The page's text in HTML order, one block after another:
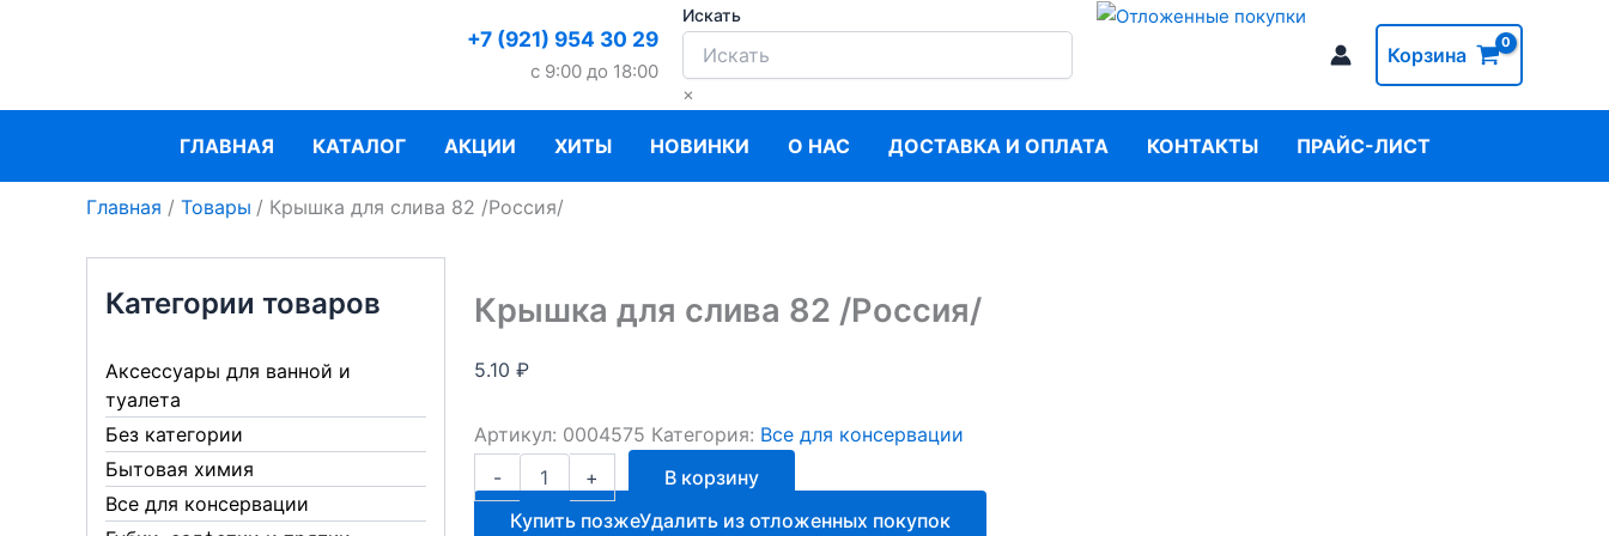
+7 (921) 954 30 29
c 9:00 до 18:00
Искать
×
Корзина
ГЛАВНАЯ КАТАЛОГ АКЦИИ ХИТЫ НОВИНКИ О НАС ДОСТАВКА И ОПЛАТА КОНТАКТЫ ПРАЙС-ЛИСТ
Главная Товары Крышка для слива 82 /Россия/
Категории товаров
Аксессуары для ванной и
туалета
Без категории
Бытовая химия
Все для консервации
Крышка для слива 82 /Россия/
5.10 ₽
Артикул: 0004575 Категория: Все для консервации
-
Количество
товара
Крышка
+
В корзину
Купить позжеУдалить из отложенных покупок